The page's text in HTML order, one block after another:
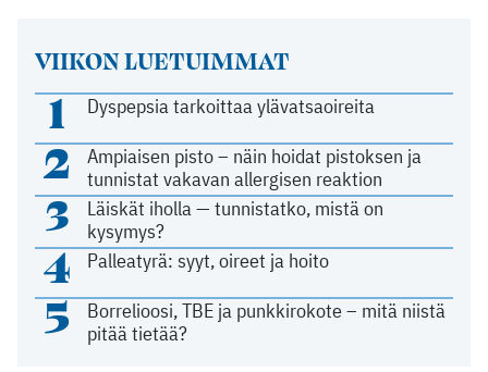
VIIKON LUETUIMMAT
1 Dyspepsia tarkoittaa ylävatsaoireita
2
Ampiaisen pisto – näin hoidat pistoksen ja
tunnistat vakavan allergisen reaktion
3
Läiskät iholla — tunnistatko, mistä on
kysymys?
4 Palleatyrä: syyt, oireet ja hoito
5
Borrelioosi, TBE ja punkkirokote – mitä niistä
pitää tietää?